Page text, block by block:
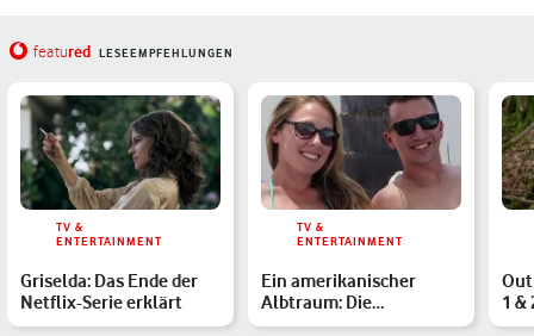
featured LESEEMPFEHLUNGEN
TV &
ENTERTAINMENT
Griselda: Das Ende der
Netflix-Serie erklärt
TV &
ENTERTAINMENT
Ein amerikanischer
Albtraum: Die
schockierende wahre
1 &
die